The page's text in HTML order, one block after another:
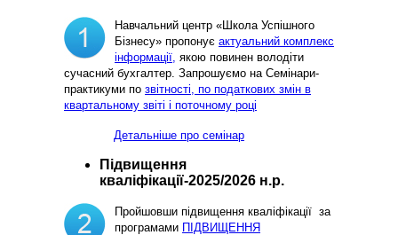
Навчальний центр «Школа Успішного
Бізнесу» пропонує актуальний комплекс
інформації, якою повинен володіти
сучасний бухгалтер. Запрошуємо на Семінари-
практикуми по звітності, по податкових змін в
квартальному звіті і поточному році
Детальніше про семінар
Підвищення
кваліфікації-2025/2026 н.р.
Пройшовши підвищення кваліфікації за
програмами ПІДВИЩЕННЯ